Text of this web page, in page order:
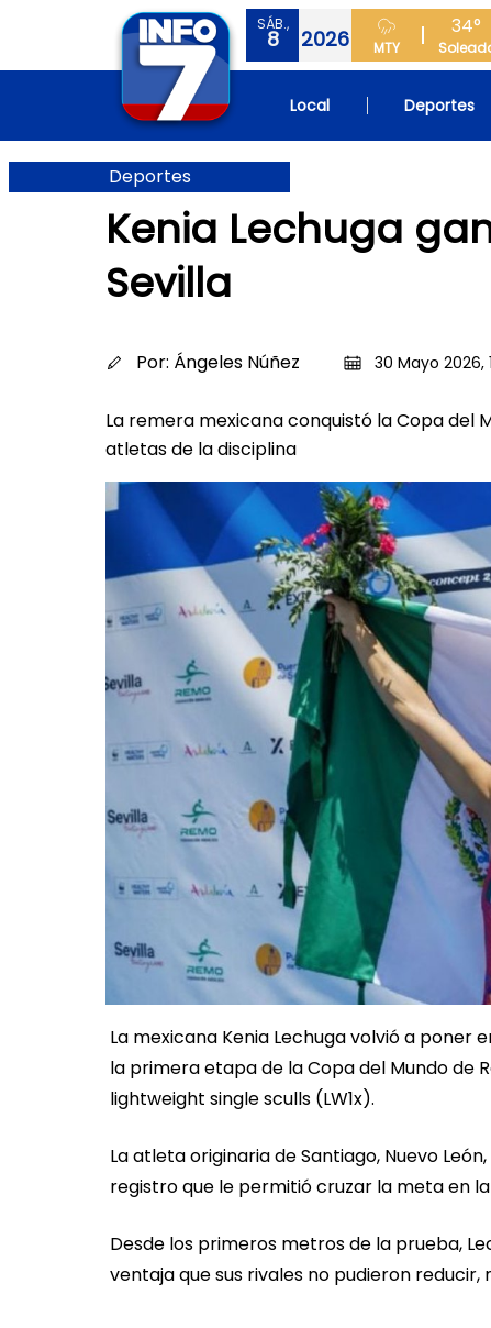
SÁB.,
8 2026 MTY
34°
Local Deportes
Deportes
Kenia Lechuga
Sevilla
Por: Ángeles Núñez 30 Mayo 2026,
La remera mexicana conquistó la Copa del
atletas de la disciplina
La mexicana Kenia Lechuga volvió a
la primera etapa de la Copa del Mundo de
lightweight single sculls (LW1x).
La atleta originaria de Santiago, Nuevo
registro que le permitió cruzar la meta en
Desde los primeros metros de la prueba,
ventaja que sus rivales no pudieron